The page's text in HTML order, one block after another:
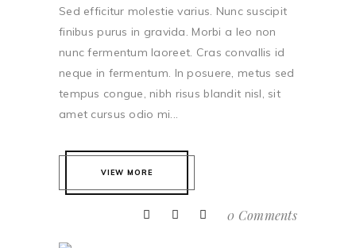
Sed efficitur molestie varius. Nunc suscipit
finibus purus in gravida. Morbi a leo non
nunc fermentum laoreet. Cras convallis id
neque in fermentum. In posuere, metus sed
tempus congue, nibh risus blandit nisl, sit
amet cursus odio mi...
VIEW MORE
0 Comments